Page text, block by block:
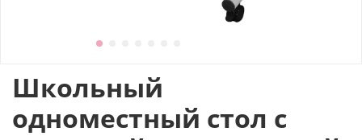
Школьный
одноместный стол с